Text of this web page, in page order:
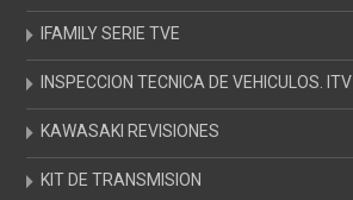
IFAMILY SERIE TVE
INSPECCION TECNICA DE VEHICULOS. ITV
KAWASAKI REVISIONES
KIT DE TRANSMISION